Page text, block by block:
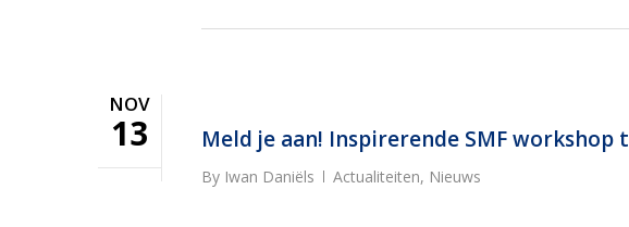
NOV
13 Meld je aan! Inspirerende SMF workshop
By Iwan Daniëls Actualiteiten, Nieuws